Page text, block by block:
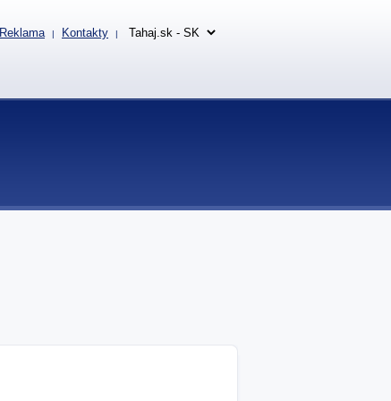
Reklama | Kontakty |